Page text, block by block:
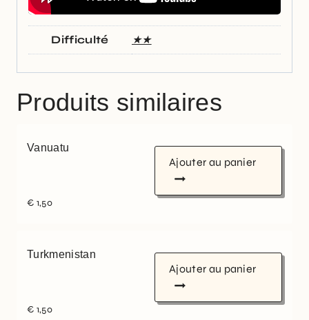
Difficulté ★★
Produits similaires
Vanuatu
€ 1,50
Ajouter au panier
Turkmenistan
€ 1,50
Ajouter au panier